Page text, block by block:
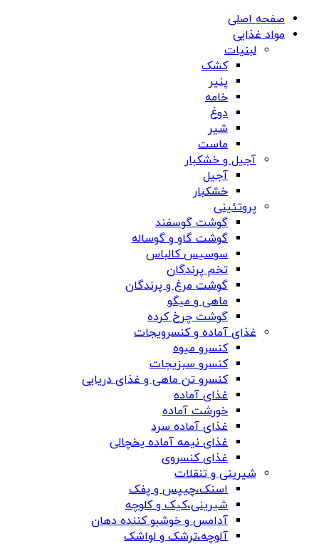
صفحه اصلی
مواد غذایی
لبنیات
کشک
پنیر
خامه
دوغ
شیر
ماست
آجیل و خشکبار
آجیل
خشکبار
پروتئینی
گوشت گوسفند
گوشت گاو و گوساله
سوسیس کالباس
تخم پرندگان
گوشت مرغ و پرندگان
ماهی و میگو
گوشت چرخ کرده
غذای آماده و کنسرویجات
کنسرو میوه
کنسرو سبزیجات
کنسرو تن ماهی و غذای دریایی
غذای آماده
خورشت آماده
غذای آماده سرد
غذای نیمه آماده یخچالی
غذای کنسروی
شیرینی و تنقلات
اسنک،چیپس و پفک
شیرینی،کیک و کلوچه
آدامس و خوشبو کننده دهان
آلوچه،ترشک و لواشک